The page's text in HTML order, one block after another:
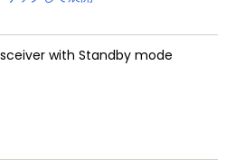
with Standby mode